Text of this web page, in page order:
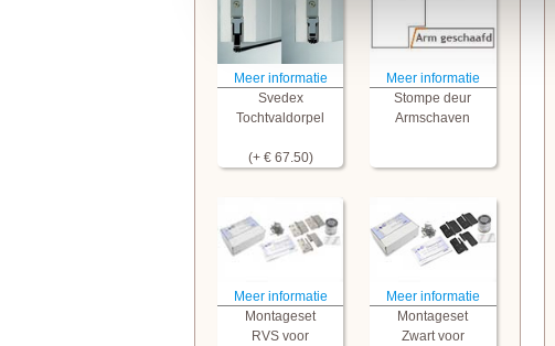
Meer informatie
Svedex
Tochtvaldorpel
(+ € 67.50)
Meer informatie
Stompe deur
Armschaven
Meer informatie
Montageset
RVS voor
Meer informatie
Montageset
Zwart voor